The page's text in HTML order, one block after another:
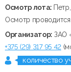
Осмотр лота:
Осмотр
Организатор: ЗАО
+375 (29) 317 95 42
количество